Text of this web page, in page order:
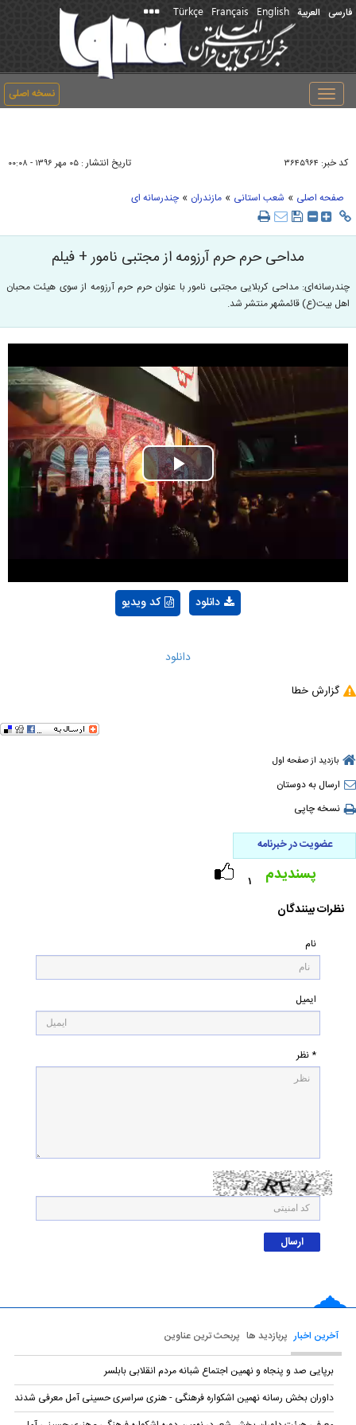
فارسی العربیة English
Français
Türkçe
نسخه اصلی
Toggle
navigation
کد خبر: ۳۶۴۵۹۶۴ تاریخ انتشار : ۰۵ مهر ۱۳۹۶ - ۰۰:۰۸
صفحه اصلی » شعب استانی » مازندران » چندرسانه ای
مداحی حرم حرم آرزومه از مجتبی نامور + فیلم
چندرسانه‌ای: مداحی کربلایی مجتبی نامور با عنوان حرم حرم آرزومه از سوی هیئت محبان
اهل بیت(ع) قائمشهر منتشر شد.
Play
Video
کد ویدیو دانلود
دانلود
گزارش خطا
بازدید از صفحه اول
ارسال به دوستان
نسخه چاپی
عضویت در خبرنامه
۱ پسندیدم
نظرات بینندگان
نام
ایمیل
* نظر
آخرین اخبار پربازدید ها پربحث ترین عناوین
برپایی صد و پنجاه و نهمین اجتماع شبانه مردم انقلابی بابلسر
داوران بخش رسانه نهمین اشکواره فرهنگی‌ - هنری سراسری حسینی آمل معرفی شدند